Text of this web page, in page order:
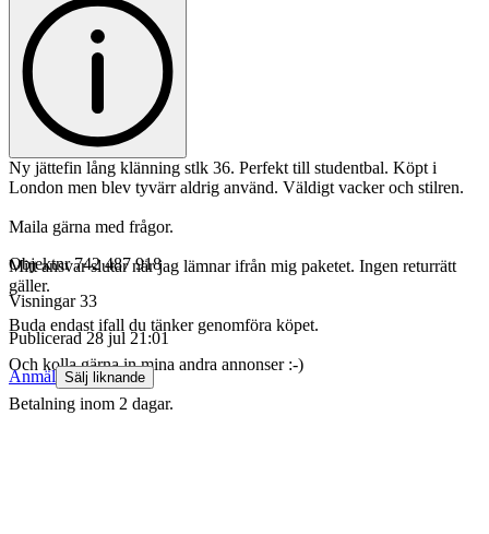
Ny jättefin lång klänning stlk 36. Perfekt till studentbal. Köpt i
London men blev tyvärr aldrig använd. Väldigt vacker och stilren.
Maila gärna med frågor.
Mitt ansvar slutar när jag lämnar ifrån mig paketet. Ingen returrätt
gäller.
Buda endast ifall du tänker genomföra köpet.
Och kolla gärna in mina andra annonser :-)
Betalning inom 2 dagar.
Objektnr 742 487 918
Visningar 33
Publicerad 28 jul 21:01
Anmäl Sälj liknande